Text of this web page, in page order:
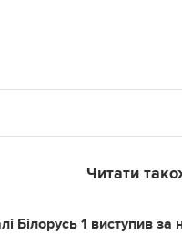
Читати
1 виступив за